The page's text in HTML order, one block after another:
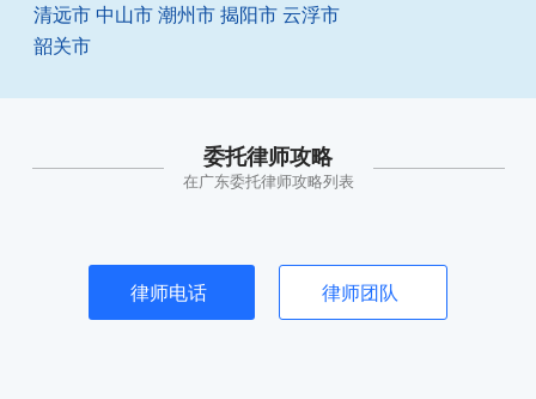
清远市 中山市 潮州市 揭阳市 云浮市
韶关市
委托律师攻略
在广东委托律师攻略列表
律师电话 律师团队